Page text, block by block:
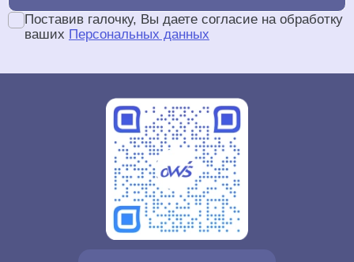
Золотой партнер
Поставив галочку, Вы даете согласие на обработку
ваших Персональных данных